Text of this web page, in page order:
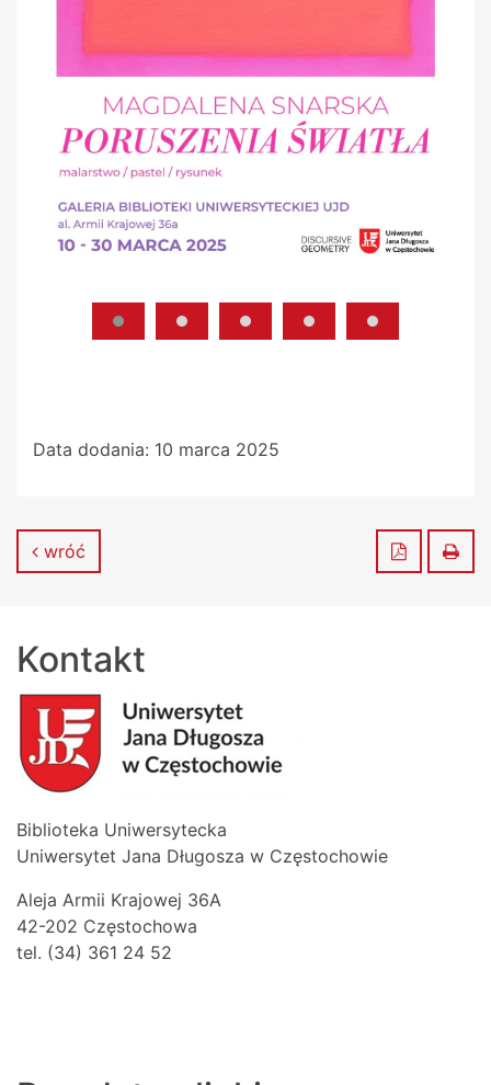
Data dodania: 10 marca 2025
wróć Zapisz do
Kontakt
Biblioteka Uniwersytecka
Uniwersytet Jana Długosza w Częstochowie
Aleja Armii Krajowej 36A
42-202 Częstochowa
tel. (34) 361 24 52